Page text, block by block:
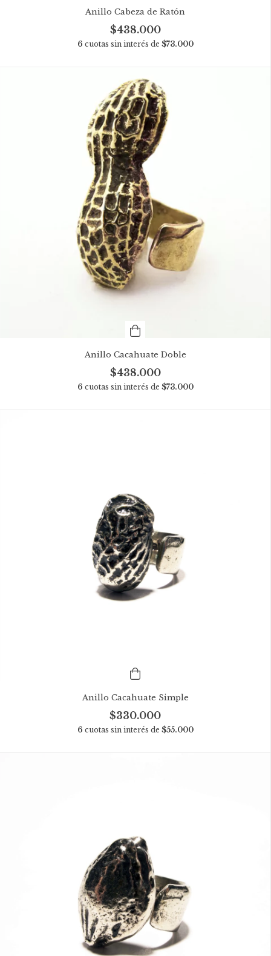
Anillo Cabeza de Ratón
$438.000
6 cuotas sin interés de $73.000
Anillo Cacahuate Doble
$438.000
6 cuotas sin interés de $73.000
Anillo Cacahuate Simple
$330.000
6 cuotas sin interés de $55.000